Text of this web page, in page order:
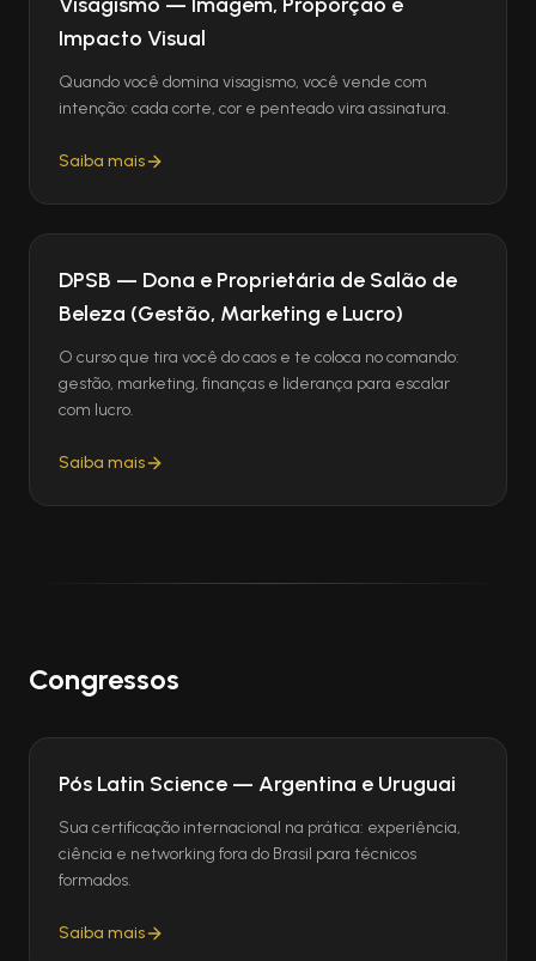
Visagismo — Imagem, Proporção e
Impacto Visual
Quando você domina visagismo, você vende com
intenção: cada corte, cor e penteado vira assinatura.
Saiba mais
DPSB — Dona e Proprietária de Salão de
Beleza (Gestão, Marketing e Lucro)
O curso que tira você do caos e te coloca no comando:
gestão, marketing, finanças e liderança para escalar
com lucro.
Saiba mais
Congressos
Pós Latin Science — Argentina e Uruguai
Sua certificação internacional na prática: experiência,
ciência e networking fora do Brasil para técnicos
formados.
Saiba mais